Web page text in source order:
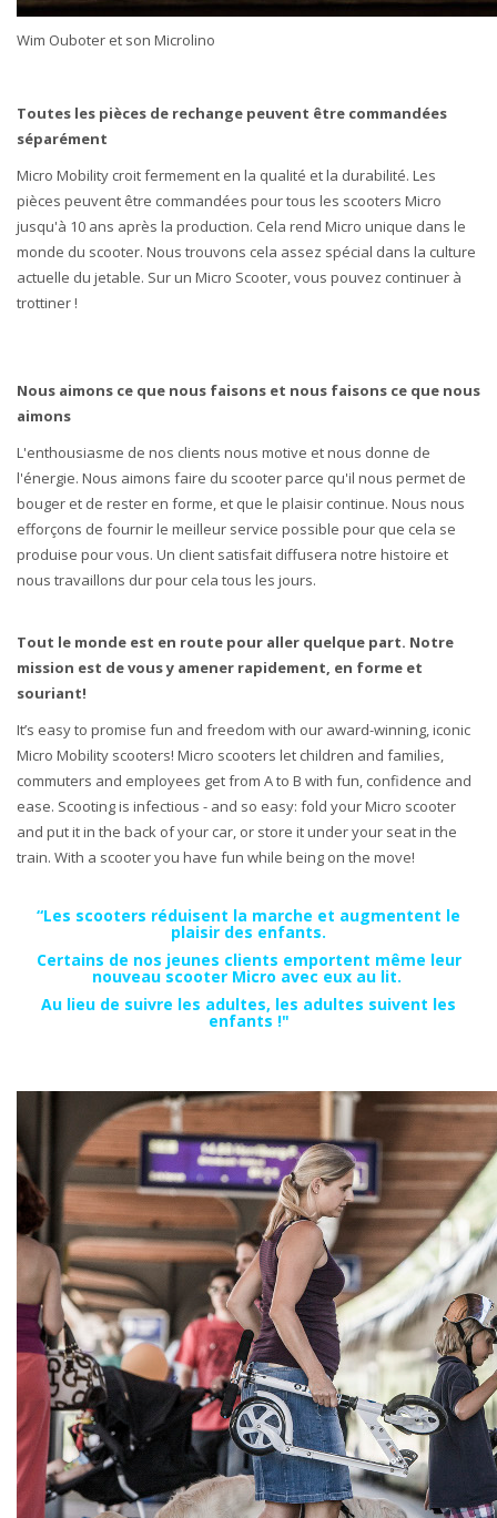
Wim Ouboter et son Microlino
Toutes les pièces de rechange peuvent être commandées
séparément
Micro Mobility croit fermement en la qualité et la durabilité. Les
pièces peuvent être commandées pour tous les scooters Micro
jusqu'à 10 ans après la production. Cela rend Micro unique dans le
monde du scooter. Nous trouvons cela assez spécial dans la culture
actuelle du jetable. Sur un Micro Scooter, vous pouvez continuer à
trottiner !
Nous aimons ce que nous faisons et nous faisons ce que nous
aimons
L'enthousiasme de nos clients nous motive et nous donne de
l'énergie. Nous aimons faire du scooter parce qu'il nous permet de
bouger et de rester en forme, et que le plaisir continue. Nous nous
efforçons de fournir le meilleur service possible pour que cela se
produise pour vous. Un client satisfait diffusera notre histoire et
nous travaillons dur pour cela tous les jours.
Tout le monde est en route pour aller quelque part. Notre
mission est de vous y amener rapidement, en forme et
souriant!
It’s easy to promise fun and freedom with our award-winning, iconic
Micro Mobility scooters! Micro scooters let children and families,
commuters and employees get from A to B with fun, confidence and
ease. Scooting is infectious - and so easy: fold your Micro scooter
and put it in the back of your car, or store it under your seat in the
train. With a scooter you have fun while being on the move!
“Les scooters réduisent la marche et augmentent le
plaisir des enfants.
Certains de nos jeunes clients emportent même leur
nouveau scooter Micro avec eux au lit.
Au lieu de suivre les adultes, les adultes suivent les
enfants !"